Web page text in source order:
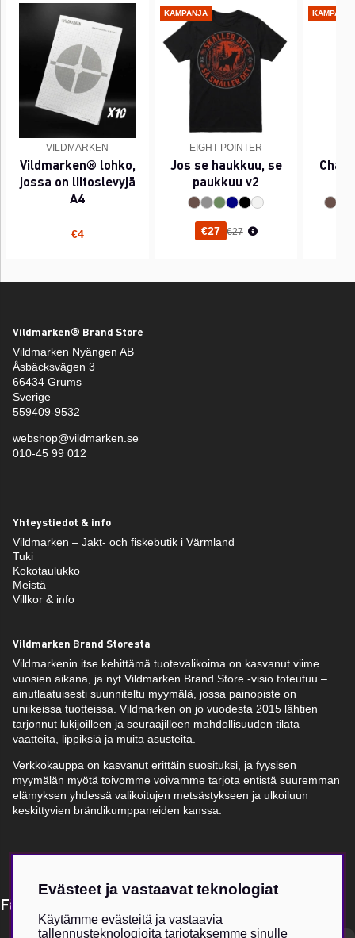
VILDMARKEN
Vildmarken® lohko,
jossa on liitoslevyjä
A4
€4
KAMPANJA
EIGHT POINTER
Jos se haukkuu, se
paukkuu v2
€27 Normaali hinta
€27
Vildmarken® Brand Store
Vildmarken Nyängen AB
Åsbäcksvägen 3
66434 Grums
Sverige
559409-9532
webshop@vildmarken.se
010-45 99 012
Yhteystiedot & info
Vildmarken – Jakt- och fiskebutik i Värmland
Tuki
Kokotaulukko
Meistä
Villkor & info
Vildmarken Brand Storesta
Vildmarkenin itse kehittämä tuotevalikoima on kasvanut viime
vuosien aikana, ja nyt Vildmarken Brand Store -visio toteutuu –
ainutlaatuisesti suunniteltu myymälä, jossa painopiste on
uniikeissa tuotteissa. Vildmarken on jo vuodesta 2015 lähtien
tarjonnut lukijoilleen ja seuraajilleen mahdollisuuden tilata
vaatteita, lippiksiä ja muita asusteita.
Verkkokauppa on kasvanut erittäin suosituksi, ja fyysisen
myymälän myötä toivomme voivamme tarjota entistä suuremman
elämyksen yhdessä valikoitujen metsästykseen ja ulkoiluun
keskittyvien brändikumppaneiden kanssa.
Få Magasin Vildmarken direkt till din e-post!*
Evästeet ja vastaavat teknologiat
Käytämme evästeitä ja vastaavia
tallennusteknologioita tarjotaksemme sinulle